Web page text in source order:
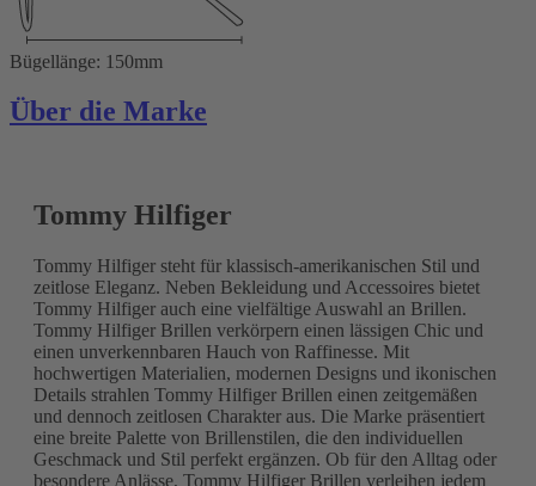
Bügellänge: 150mm
Über die Marke
Tommy Hilfiger
Tommy Hilfiger steht für klassisch-amerikanischen Stil und
zeitlose Eleganz. Neben Bekleidung und Accessoires bietet
Tommy Hilfiger auch eine vielfältige Auswahl an Brillen.
Tommy Hilfiger Brillen verkörpern einen lässigen Chic und
einen unverkennbaren Hauch von Raffinesse. Mit
hochwertigen Materialien, modernen Designs und ikonischen
Details strahlen Tommy Hilfiger Brillen einen zeitgemäßen
und dennoch zeitlosen Charakter aus. Die Marke präsentiert
eine breite Palette von Brillenstilen, die den individuellen
Geschmack und Stil perfekt ergänzen. Ob für den Alltag oder
besondere Anlässe, Tommy Hilfiger Brillen verleihen jedem